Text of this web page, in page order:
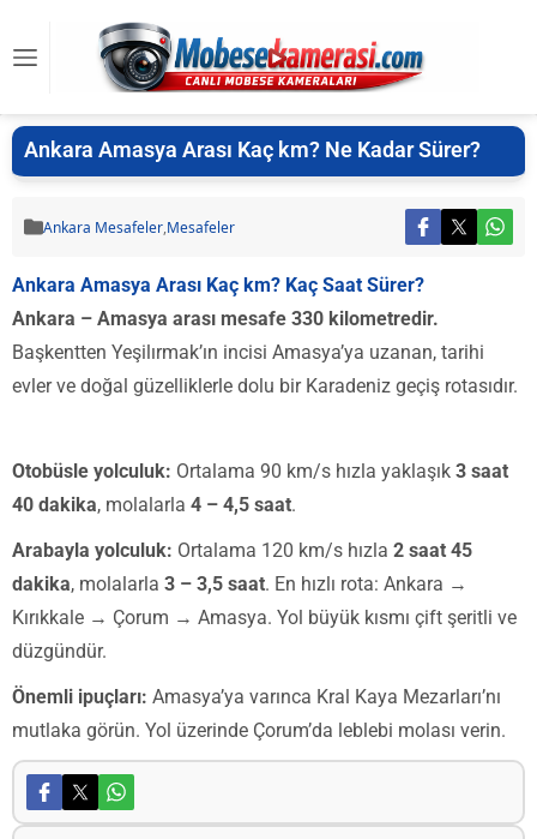
Ankara Amasya Arası Kaç km? Ne Kadar Sürer?
Ankara Mesafeler,Mesafeler
Ankara Amasya Arası Kaç km? Kaç Saat Sürer?
Ankara – Amasya arası mesafe 330 kilometredir.
Başkentten Yeşilırmak’ın incisi Amasya’ya uzanan, tarihi
evler ve doğal güzelliklerle dolu bir Karadeniz geçiş rotasıdır.
Otobüsle yolculuk: Ortalama 90 km/s hızla yaklaşık 3 saat
40 dakika, molalarla 4 – 4,5 saat.
Arabayla yolculuk: Ortalama 120 km/s hızla 2 saat 45
dakika, molalarla 3 – 3,5 saat. En hızlı rota: Ankara →
Kırıkkale → Çorum → Amasya. Yol büyük kısmı çift şeritli ve
düzgündür.
Önemli ipuçları: Amasya’ya varınca Kral Kaya Mezarları’nı
mutlaka görün. Yol üzerinde Çorum’da leblebi molası verin.